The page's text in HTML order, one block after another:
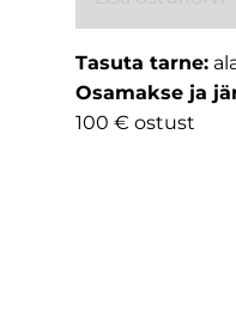
Tasuta tarne:
Osamakse ja
100 € ostust